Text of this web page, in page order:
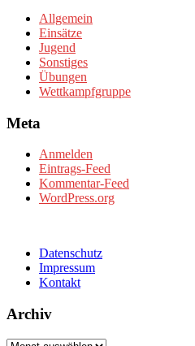
Allgemein
Einsätze
Jugend
Sonstiges
Übungen
Wettkampfgruppe
Meta
Anmelden
Eintrags-Feed
Kommentar-Feed
WordPress.org
Datenschutz
Impressum
Kontakt
Archiv